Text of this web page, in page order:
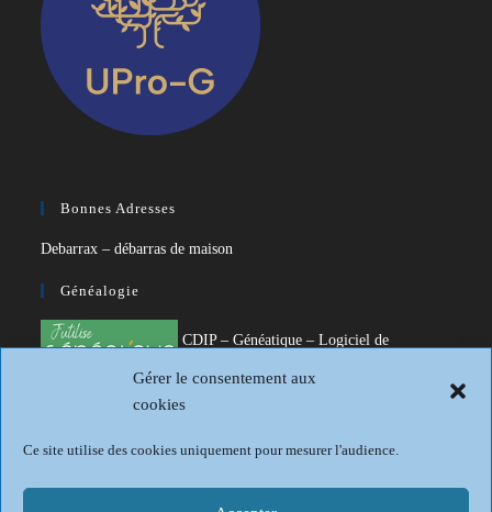
Gérer le consentement aux
cookies
Ce site utilise des cookies uniquement pour mesurer l'audience.
Bonnes Adresses
Debarrax – débarras de maison
Généalogie
CDIP – Généatique – Logiciel de
Généalogie et Histoire du Dunkerquois